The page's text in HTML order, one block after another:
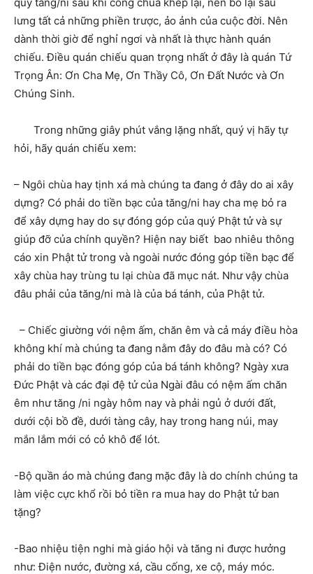
quý tăng/ni sau khi cổng chùa khép lại, nên bỏ lại sau
lưng tất cả những phiền trược, ảo ảnh của cuộc đời. Nên
dành thời giờ để nghỉ ngơi và nhất là thực hành quán
chiếu. Điều quán chiếu quan trọng nhất ở đây là quán Tứ
Trọng Ân: Ơn Cha Mẹ, Ơn Thầy Cô, Ơn Đất Nước và Ơn
Chúng Sinh.
Trong những giây phút vắng lặng nhất, quý vị hãy tự
hỏi, hãy quán chiếu xem:
– Ngôi chùa hay tịnh xá mà chúng ta đang ở đây do ai xây
dựng? Có phải do tiền bạc của tăng/ni hay cha mẹ bỏ ra
để xây dựng hay do sự đóng góp của quý Phật tử và sự
giúp đỡ của chính quyền? Hiện nay biết bao nhiêu thông
cáo xin Phật tử trong và ngoài nước đóng góp tiền bạc để
xây chùa hay trùng tu lại chùa đã mục nát. Như vậy chùa
đâu phải của tăng/ni mà là của bá tánh, của Phật tử.
– Chiếc giường với nệm ấm, chăn êm và cả máy điều hòa
không khí mà chúng ta đang nằm đây do đâu mà có? Có
phải do tiền bạc đóng góp của bá tánh không? Ngày xưa
Đức Phật và các đại đệ tử của Ngài đâu có nệm ấm chăn
êm như tăng /ni ngày hôm nay và phải ngủ ở dưới đất,
dưới cội bồ đề, dưới tàng cây, hay trong hang núi, may
mắn lắm mới có cỏ khô để lót.
-Bộ quần áo mà chúng đang mặc đây là do chính chúng ta
làm việc cực khổ rồi bỏ tiền ra mua hay do Phật tử ban
tặng?
-Bao nhiệu tiện nghi mà giáo hội và tăng ni được hưởng
như: Điện nước, đường xá, cầu cống, xe cộ, máy móc.